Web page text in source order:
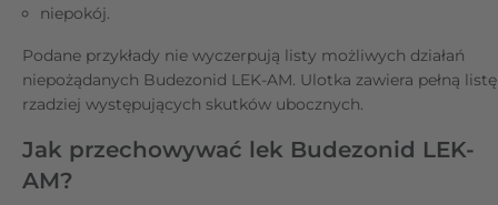
niepokój.
Podane przykłady nie wyczerpują listy możliwych działań
niepożądanych Budezonid LEK-AM. Ulotka zawiera pełną listę
rzadziej występujących skutków ubocznych.
Jak przechowywać lek Budezonid LEK-
AM?